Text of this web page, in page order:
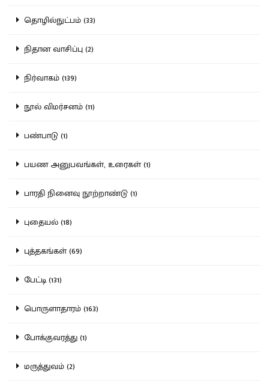
தொழில்நுட்பம் (33)
நிதான வாசிப்பு (2)
நிர்வாகம் (139)
நூல் விமர்சனம் (11)
பண்பாடு (1)
பயண அனுபவங்கள், உரைகள் (1)
பாரதி நினைவு நூற்றாண்டு (1)
புதையல் (18)
புத்தகங்கள் (69)
பேட்டி (131)
பொருளாதாரம் (163)
போக்குவரத்து (1)
மருத்துவம் (2)